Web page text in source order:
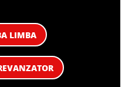
LIMBA